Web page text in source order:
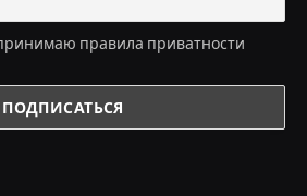
правила приватности